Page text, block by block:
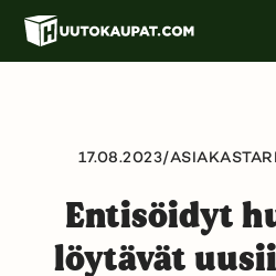
Siirry
pääsisältöön
17.08.2023/
Entisöidyt
löytävät